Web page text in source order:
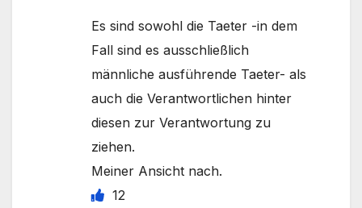
Es sind sowohl die Taeter -in dem
Fall sind es ausschließlich
männliche ausführende Taeter- als
auch die Verantwortlichen hinter
diesen zur Verantwortung zu
ziehen.
Meiner Ansicht nach.
12